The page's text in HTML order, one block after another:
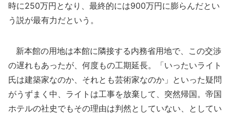
時に250万円となり、最終的には900万円に膨らんだとい
う説が最有力だという。
新本館の用地は本館に隣接する内務省用地で、この交渉
の遅れもあったが、何度もの工期延長。「いったいライト
氏は建築家なのか、それとも芸術家なのか」といった疑問
がうずまく中、ライトは工事を放棄して、突然帰国。帝国
ホテルの社史でもその理由は判然としていない、としてい